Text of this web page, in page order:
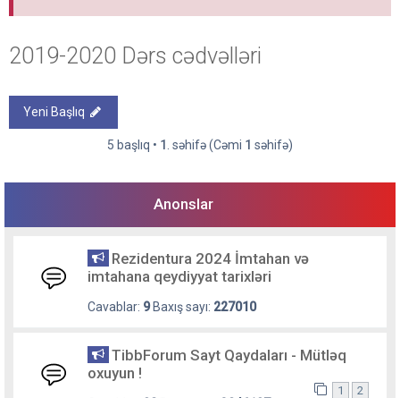
2019-2020 Dərs cədvəlləri
Yeni Başlıq
5 başlıq • 1 . səhifə (Cəmi 1 səhifə)
Anonslar
Rezidentura 2024 İmtahan və
imtahana qeydiyyat tarixləri
Cavablar: 9Baxış sayı: 227010
TibbForum Sayt Qaydaları - Mütləq
oxuyun !
1 2